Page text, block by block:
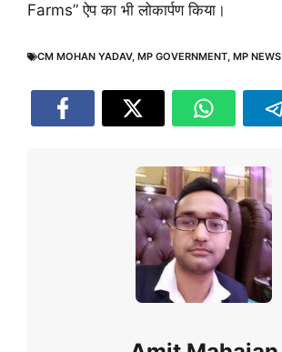
Farms” ऐप का भी लोकार्पण किया।
CM MOHAN YADAV, MP GOVERNMENT, MP NEWS